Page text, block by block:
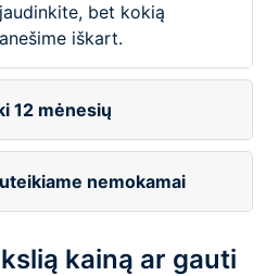
bet kokią
iškart.
12 mėnesių
nemokamai
kainą ar gauti